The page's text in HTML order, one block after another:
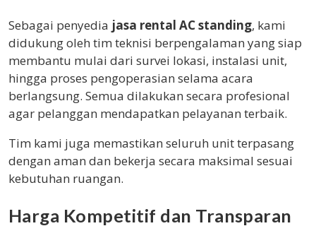
Sebagai penyedia jasa rental AC standing, kami
didukung oleh tim teknisi berpengalaman yang siap
membantu mulai dari survei lokasi, instalasi unit,
hingga proses pengoperasian selama acara
berlangsung. Semua dilakukan secara profesional
agar pelanggan mendapatkan pelayanan terbaik.
Tim kami juga memastikan seluruh unit terpasang
dengan aman dan bekerja secara maksimal sesuai
kebutuhan ruangan.
Harga Kompetitif dan Transparan